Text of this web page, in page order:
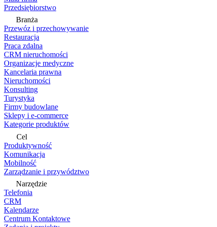
Przedsiębiorstwo
Branża
Przewóz i przechowywanie
Restauracja
Praca zdalna
CRM nieruchomości
Organizacje medyczne
Kancelaria prawna
Nieruchomości
Konsulting
Turystyka
Firmy budowlane
Sklepy i e-commerce
Kategorie produktów
Cel
Produktywność
Komunikacja
Mobilność
Zarządzanie i przywództwo
Narzędzie
Telefonia
CRM
Kalendarze
Centrum Kontaktowe